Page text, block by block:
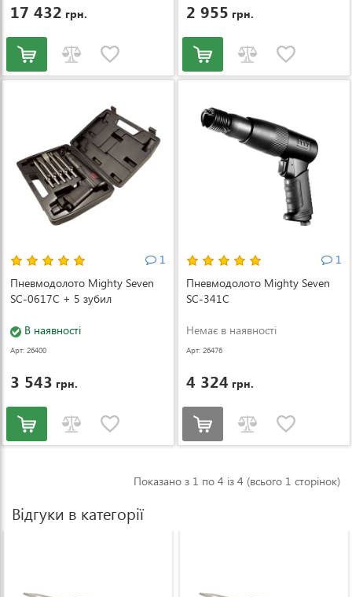
17 432 грн. 2 955 грн.
1
Пневмодолото Mighty Seven
SC-0617C + 5 зубил
В наявності
Арт: 26400
3 543 грн.
1
Пневмодолото Mighty Seven
SC-341C
Немає в наявності
Арт: 26476
4 324 грн.
Показано з 1 по 4 із 4 (всього 1 сторінок)
Відгуки в категорії